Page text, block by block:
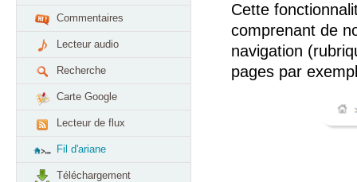
Commentaires
Lecteur audio
Recherche
Carte Google
Lecteur de flux
Fil d'ariane
Téléchargement
Cette
comprenant de
navigation
pages par